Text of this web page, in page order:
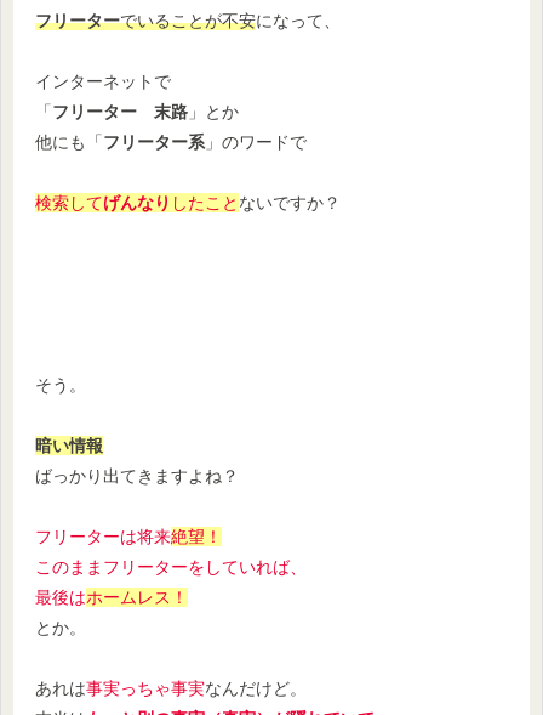
フリーターでいることが不安になって、
インターネットで
「フリーター 末路 」とか
他にも「フリーター系 」のワードで
検索してげんなり したこと ないですか？
そう。
暗い情報
ばっかり出てきますよね？
フリーターは将来絶望！
このままフリーターをしていれば、
最後はホームレス！
とか。
あれは事実っちゃ事実なんだけど。